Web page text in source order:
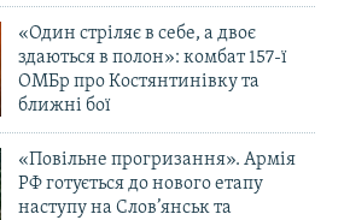
«Один стріляє в себе, а двоє
здаються в полон»: комбат 157-ї
ОМБр про Костянтинівку та
ближні бої
«Повільне прогризання». Армія
РФ готується до нового етапу
наступу на Слов’янськ та